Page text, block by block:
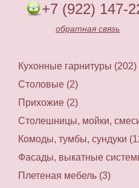
+7 (922) 147-
обратная связь
Кухонные гарнитуры (202)
Столовые (2)
Прихожие (2)
Столешницы, мойки,
Комоды, тумбы, сундуки
Фасады, выкатные
Плетеная мебель (3)